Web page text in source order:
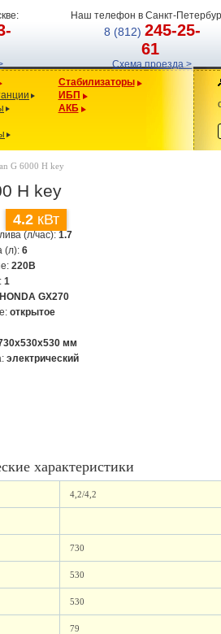
Наш телефон в Санкт-
8 (812) 245-25-
61
Схема проезда >
Стабилизаторы
ИБП
АКБ
G 6000 H key
H key
4.2 кВт
(л/час):1.7
(л):6
220В
1
HONDA GX270
открытое
мм
электрический
характеристики
4,2/4,2
730
530
530
79